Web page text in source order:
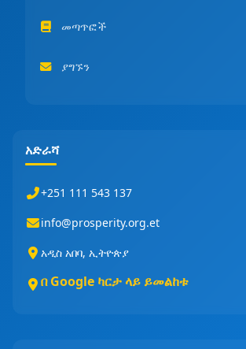
መጣጥፎች
ያግኙን
አድራሻ
+251 111 543 137
info@prosperity.org.et
አዲስ አበባ, ኢትዮጵያ
በ Google ካርታ ላይ ይመልከቱ